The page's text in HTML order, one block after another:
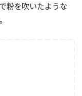
粉を吹いたような